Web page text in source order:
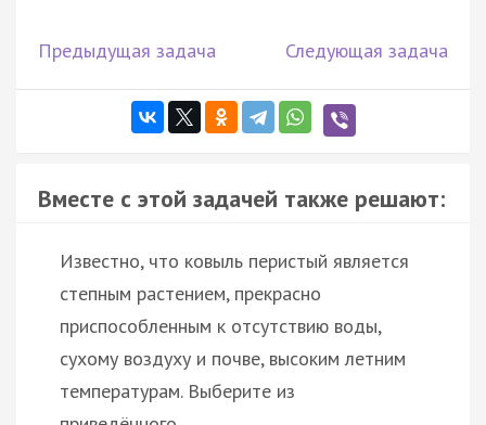
Предыдущая задача Следующая задача
Вместе с этой задачей также решают:
Известно, что ковыль перистый является
степным растением, прекрасно
приспособленным к отсутствию воды,
сухому воздуху и почве, высоким летним
температурам. Выберите из